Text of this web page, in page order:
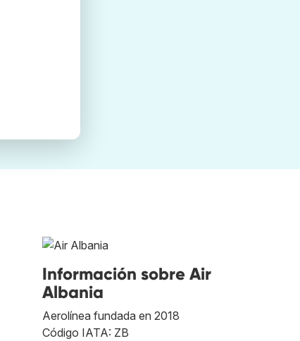
Información sobre Air
Albania
Aerolínea fundada en 2018
Código IATA: ZB